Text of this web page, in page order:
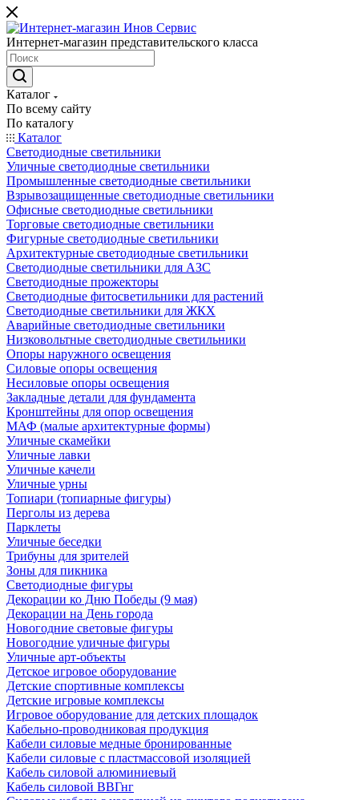
Интернет-магазин представительского класса
Каталог
По всему сайту
По каталогу
Каталог
Светодиодные светильники
Уличные светодиодные светильники
Промышленные светодиодные светильники
Взрывозащищенные светодиодные светильники
Офисные светодиодные светильники
Торговые светодиодные светильники
Фигурные светодиодные светильники
Архитектурные светодиодные светильники
Светодиодные светильники для АЗС
Светодиодные прожекторы
Светодиодные фитосветильники для растений
Светодиодные светильники для ЖКХ
Аварийные светодиодные светильники
Низковольтные светодиодные светильники
Опоры наружного освещения
Силовые опоры освещения
Несиловые опоры освещения
Закладные детали для фундамента
Кронштейны для опор освещения
МАФ (малые архитектурные формы)
Уличные скамейки
Уличные лавки
Уличные качели
Уличные урны
Топиари (топиарные фигуры)
Перголы из дерева
Парклеты
Уличные беседки
Трибуны для зрителей
Зоны для пикника
Светодиодные фигуры
Декорации ко Дню Победы (9 мая)
Декорации на День города
Новогодние световые фигуры
Новогодние уличные фигуры
Уличные арт-объекты
Детское игровое оборудование
Детские спортивные комплексы
Детские игровые комплексы
Игровое оборудование для детских площадок
Кабельно-проводниковая продукция
Кабели силовые медные бронированные
Кабели силовые с пластмассовой изоляцией
Кабель силовой алюминиевый
Кабель силовой ВВГнг